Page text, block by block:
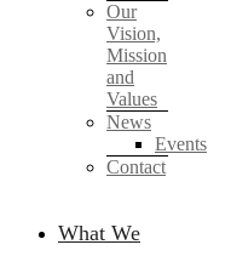
Our
Vision,
Mission
and
Values
News
Events
Contact
What We